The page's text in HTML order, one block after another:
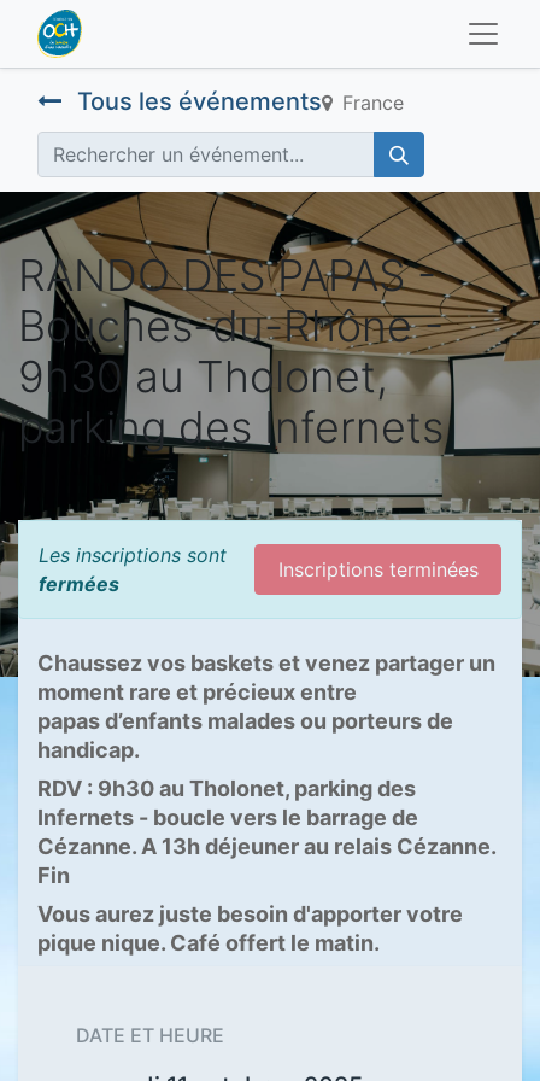
Tous les événements France
RANDO DES PAPAS -
Bouches-du-Rhône -
9h30 au Tholonet,
parking des Infernets
Les inscriptions sont
fermées
Inscriptions terminées
Chaussez vos baskets et venez partager un
moment rare et précieux entre
papas d’enfants malades ou porteurs de
handicap.
RDV : 9h30 au Tholonet, parking des
Infernets - boucle vers le barrage de
Cézanne. A 13h déjeuner au relais Cézanne.
Fin
Vous aurez juste besoin d'apporter votre
pique nique. Café offert le matin.
DATE ET HEURE